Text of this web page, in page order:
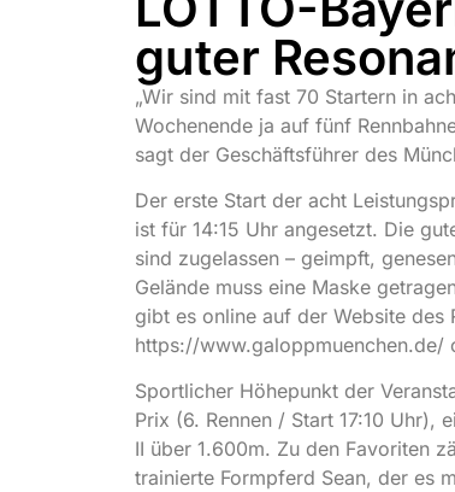
guter
„Wir sind mit fast 70 Startern in
Wochenende ja auf fünf
sagt der Geschäftsführer des
Der erste Start der acht
ist für 14:15 Uhr angesetzt. Die
sind zugelassen – geimpft,
Gelände muss eine Maske
gibt es online auf der Website des
https://www.galoppmuenchen.de/
Sportlicher Höhepunkt der
Prix (6. Rennen / Start 17:10 Uhr),
II über 1.600m. Zu den Favoriten
trainierte Formpferd Sean, der es